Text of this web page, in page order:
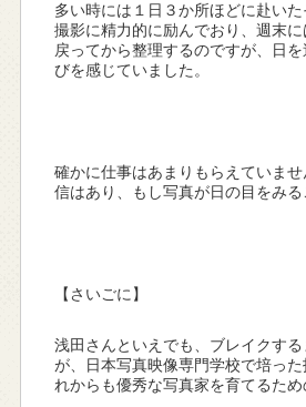
多い時には１日３か所ほどに赴い
撮影に精力的に励んでおり、週末
戻ってから整理するのですが、日
びを感じていました。
確かに仕事はあまりもらえていま
信はあり、もし写真が日の目をみ
【さいごに】
浅田さんといえでも、ブレイクす
が、日本写真映像専門学校で培っ
れからも優秀な写真家を育てるた